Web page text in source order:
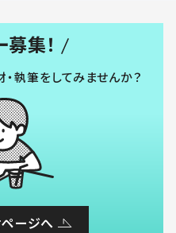
集！
執筆をしてみませんか？
ージへ